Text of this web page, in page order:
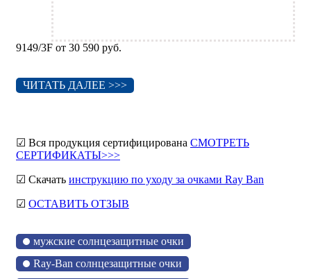
9149/3F от 30 590 руб.
ЧИТАТЬ ДАЛЕЕ >>>
☑ Вся продукция сертифицирована СМОТРЕТЬ
СЕРТИФИКАТЫ>>>
☑ Скачать инструкцию по уходу за очками Ray Ban
☑ ОСТАВИТЬ ОТЗЫВ
мужские солнцезащитные очки
Ray-Ban солнцезащитные очки